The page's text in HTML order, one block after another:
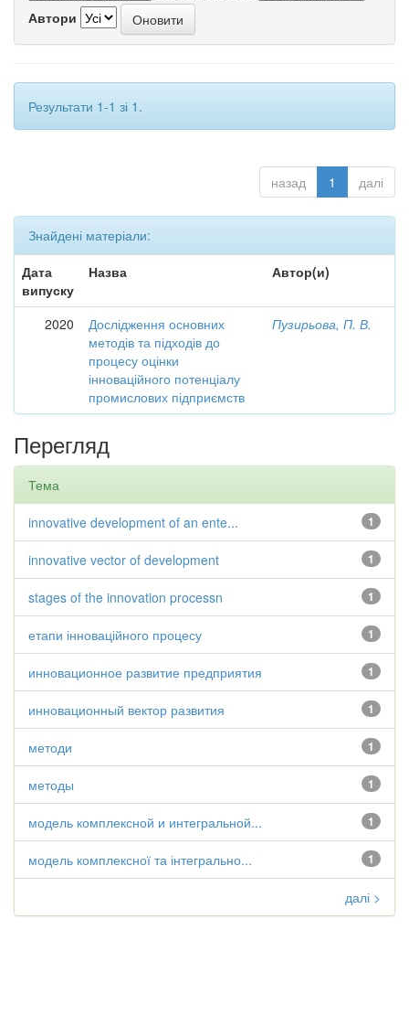
Автори
Результати 1-1 зі 1.
назад 1 далі
Знайдені матеріали:
Дата
випуску
Назва Автор(и)
2020
Дослідження основних
методів та підходів до
процесу оцінки
інноваційного потенціалу
промислових підприємств
Пузирьова, П. В.
Перегляд
Тема
1
innovative development of an ente...
1
innovative vector of development
1
stages of the innovation processn
1
етапи інноваційного процесу
1
инновационное развитие предприятия
1
инновационный вектор развития
1
методи
1
методы
1
модель комплексной и интегральной...
1
модель комплексної та інтегрально...
далі >